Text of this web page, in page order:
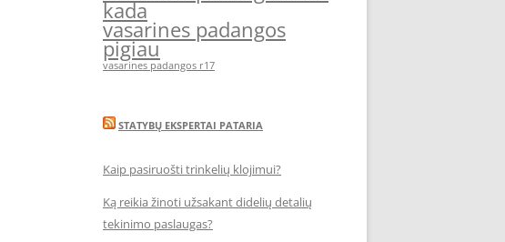
kada
vasarines padangos
pigiau
vasarines padangos r17
STATYBŲ EKSPERTAI PATARIA
Kaip pasiruošti trinkelių klojimui?
Ką reikia žinoti užsakant didelių detalių
tekinimo paslaugas?